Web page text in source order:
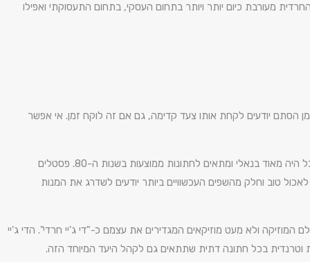
מעורבת כיום יותר ויותר בתחום העסקי, בתחום התעסוקתי ואפילו
הסתם יודעים לקחת אותו צעד קדימה, גם אם זה לוקח זמן. אי אפשר
בכל חתונה דתית יש כמה כללי בסיס. החתונה תהיה על פי דת משה וישראל, היא תהיה כשרה כמובן ועם הפרדה בין גברים לנשים באופן מוחלט. בעבר, האוכל היה מאוד בנאלי ומתאים לחתונות ממוצעות בשנות ה-80. פסטלים
טוב וחלק מהשפים העכשוויים ביותר יודעים לשדרג את המנות
המוזיקה ולא מעט מוזיקאים המגדירים את עצמם כ-"די ג'יי חרדי". הדי ג'יי
וטרנדית בכל חתונה דתית שתתאים גם לקהל היעד המיוחד הזה.